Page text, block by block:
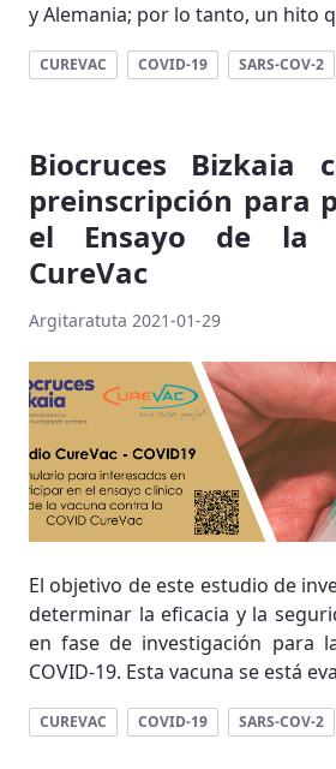
y Alemania; por lo tanto, un hito
CUREVAC COVID-19 SARS-COV-2
Biocruces Bizkaia
preinscripción para
el Ensayo de la
CureVac
Argitaratuta 2021-01-29
El objetivo de este estudio de
determinar la eficacia y la
en fase de investigación para
COVID-19. Esta vacuna se está
CUREVAC COVID-19 SARS-COV-2